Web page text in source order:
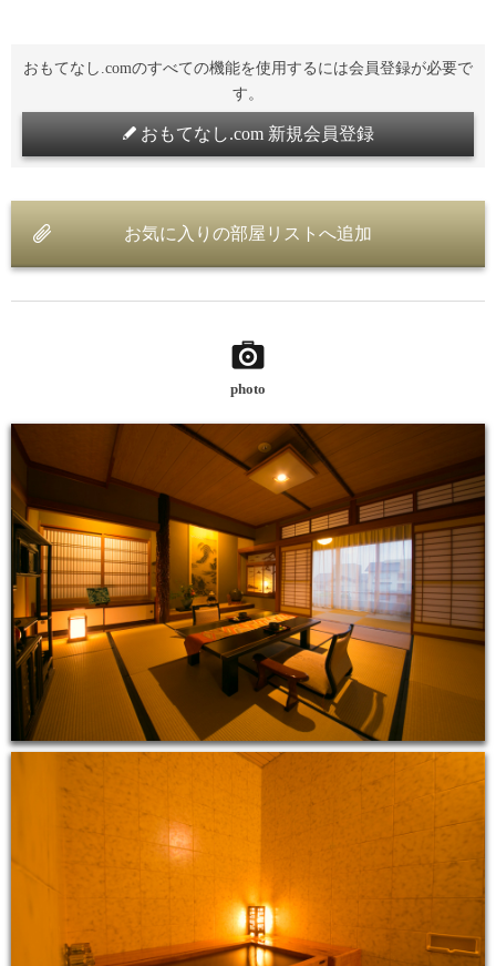
おもてなし.comのすべての機能を使用するには会員登録が必要で
す。
おもてなし.com 新規会員登録
お気に入りの部屋リストへ追加
photo